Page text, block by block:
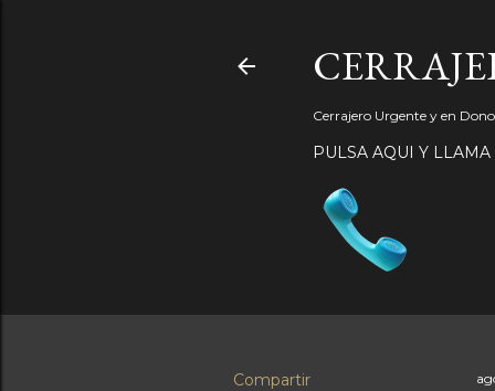
Cerrajero Urgente y en
PULSA AQUI Y
Compartir